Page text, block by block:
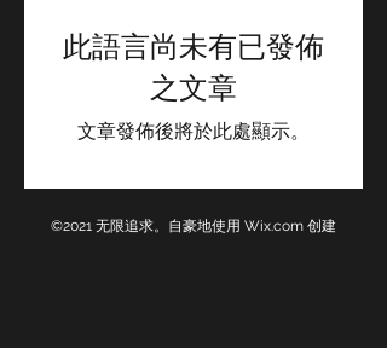
此語言尚未有已發佈
之文章
文章發佈後將於此處顯示。
©2021 无限追求。自豪地使用 Wix.com 创建